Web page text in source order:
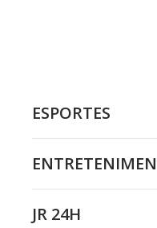
ESPORTES
JR 24H